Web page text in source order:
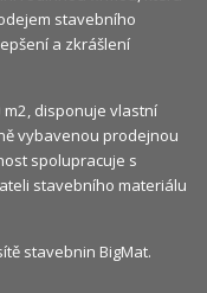
stavebního
a zkrášlení
m2, disponuje vlastní
vybavenou prodejnou
spolupracuje s
stavebního materiálu
stavebnin BigMat.